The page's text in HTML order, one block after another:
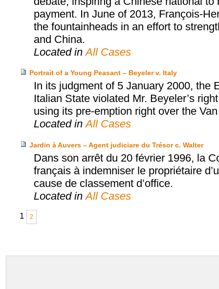
payment. In June of 2013, François-
the fountainheads in an effort to
and China.
Located inAll Cases
Portrait of a Young Peasant – Beyeler v. Italy
In its judgment of 5 January 2000, the
Italian State violated Mr. Beyeler’s
using its pre-emption right over the
Located inAll Cases
Jardin à Auvers – Agent judiciare du Trésor c. Walter
Dans son arrêt du 20 février 1996, la
français à indemniser le propriétaire
cause de classement d’office.
Located inAll Cases
1 2